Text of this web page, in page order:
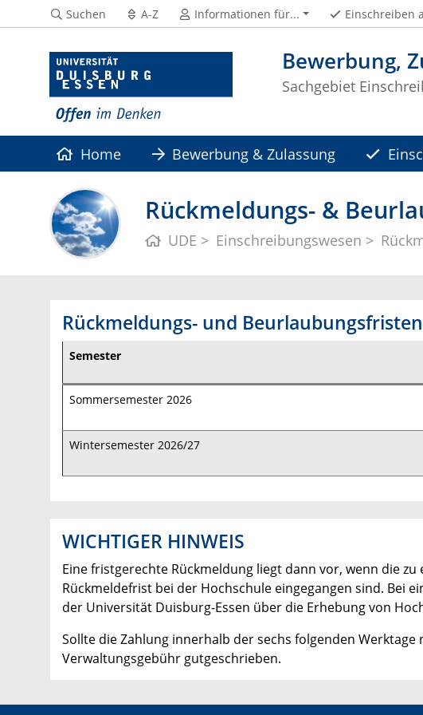
Bewerbung,
Sachgebiet
Suchen A-Z Informationen für... Einschreiben
Home Bewerbung & Zulassung
Rückmeldungs- &
UDE Einschreibungswesen
Rückmeldungs- und Beurlaubungsfristen
Semester
Sommersemester 2026
Wintersemester 2026/27
WICHTIGER HINWEIS
Eine fristgerechte Rückmeldung liegt dann vor, wenn die
Rückmeldefrist bei der Hochschule eingegangen sind. Bei
der Universität Duisburg-Essen über die Erhebung von
Sollte die Zahlung innerhalb der sechs folgenden
Verwaltungsgebühr gutgeschrieben.